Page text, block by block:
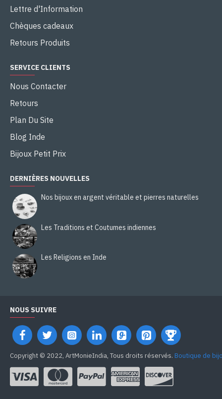
Lettre d'Information
Chèques cadeaux
Retours Produits
SERVICE CLIENTS
Nous Contacter
Retours
Plan Du Site
Blog Inde
Bijoux Petit Prix
DERNIÈRES NOUVELLES
Nos bijoux en argent véritable et pierres naturelles
Les Traditions et Coutumes indiennes
Les Religions en Inde
NOUS SUIVRE
Copyright © 2022, ArtMonieIndia, Tous droits réservés. Boutique de